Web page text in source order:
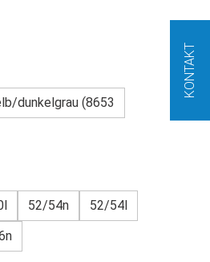
KONTAKT
dunkelgrau (8653
52/54n
52/54l